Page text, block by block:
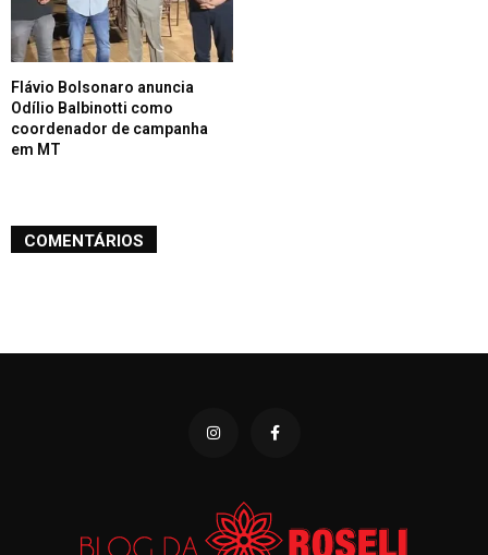
Flávio Bolsonaro anuncia
Odílio Balbinotti como
coordenador de campanha
em MT
COMENTÁRIOS